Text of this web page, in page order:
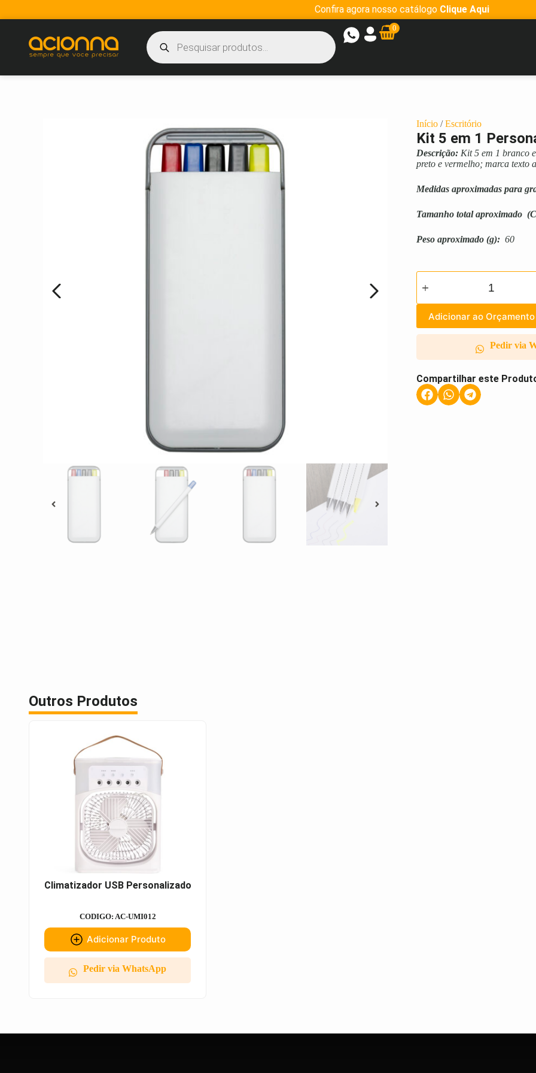
Confira agora nosso catálogo Clique Aqui
0
Início /Escritório
Kit 5 em 1
Descrição: Kit 5 em 1 branco
preto e vermelho; marca texto
Medidas aproximadas para
Tamanho total aproximado
Peso aproximado (g): 60
Adicionar ao Orçamento
Pedir via
Compartilhar este
Outros Produtos
Climatizador USB Personalizado
CODIGO: AC-UMI012
Adicionar Produto
Pedir via WhatsApp